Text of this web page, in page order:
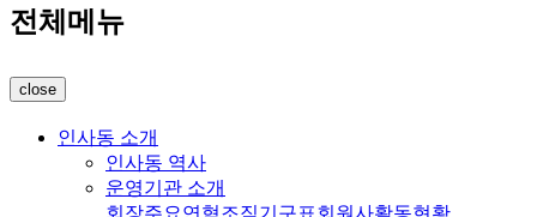
전체메뉴
close
인사동 소개
인사동 역사
운영기관 소개
회장주요연혁조직기구표회원사활동현황